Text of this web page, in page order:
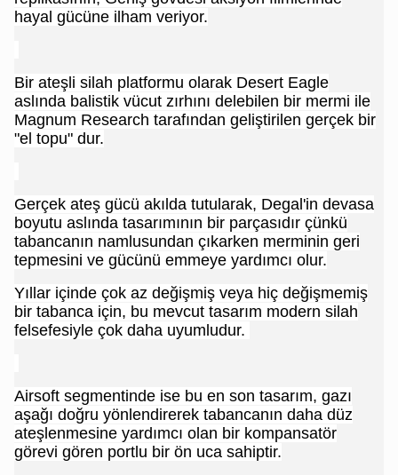
hayal gücüne ilham veriyor.
Bir ateşli silah platformu olarak Desert Eagle
aslında balistik vücut zırhını delebilen bir mermi ile
Magnum Research tarafından geliştirilen gerçek bir
"el topu" dur.
Gerçek ateş gücü akılda tutularak, Degal'in devasa
boyutu aslında tasarımının bir parçasıdır çünkü
tabancanın namlusundan çıkarken merminin geri
tepmesini ve gücünü emmeye yardımcı olur.
Yıllar içinde çok az değişmiş veya hiç değişmemiş
bir tabanca için, bu mevcut tasarım modern silah
felsefesiyle çok daha uyumludur.
Airsoft segmentinde ise bu en son tasarım, gazı
aşağı doğru yönlendirerek tabancanın daha düz
ateşlenmesine yardımcı olan bir kompansatör
görevi gören portlu bir ön uca sahiptir.